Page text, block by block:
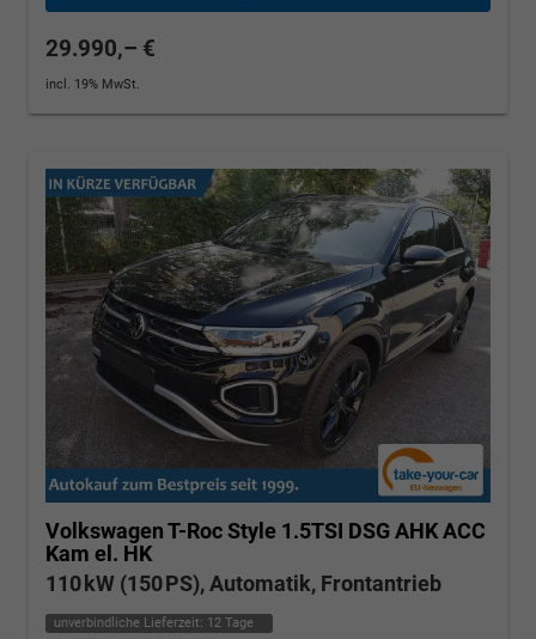
29.990,– €
incl. 19% MwSt.
Volkswagen T-RocStyle 1.5TSI DSG AHK ACC
Kam el. HK
110 kW (150 PS), Automatik, Frontantrieb
unverbindliche Lieferzeit: 12 Tage